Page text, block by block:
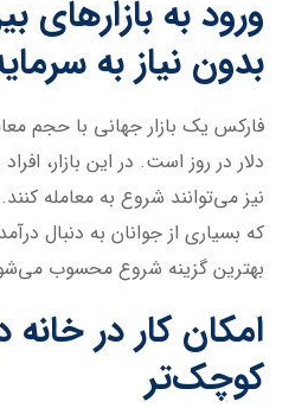
ورود به بازارهای
بدون نیاز به
دلار در روز است. در این بازار،
نیز می‌توانند شروع به معامله
که بسیاری از جوانان به دنبال
بهترین گزینه شروع محسوب
امکان کار در
کوچک‌تر